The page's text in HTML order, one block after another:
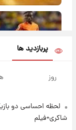
پربازدید ها
روز
لحظه احساسی دو
شاکری+فیلم